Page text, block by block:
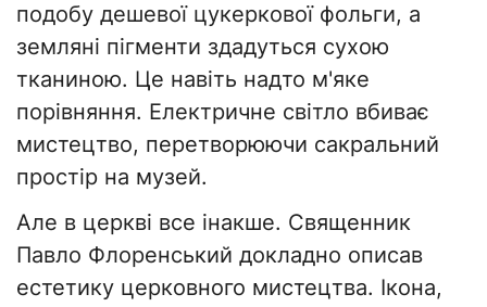
подобу дешевої цукеркової фольги, а
земляні пігменти здадуться сухою
тканиною. Це навіть надто м'яке
порівняння. Електричне світло вбиває
мистецтво, перетворюючи сакральний
простір на музей.
Але в церкві все інакше. Священник
Павло Флоренський докладно описав
естетику церковного мистецтва. Ікона,